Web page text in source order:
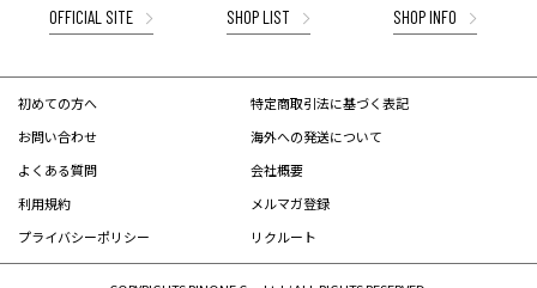
OFFICIAL SITE SHOP LIST SHOP INFO
初めての方へ
お問い合わせ
よくある質問
利用規約
プライバシーポリシー
特定商取引法に基づく表記
海外への発送について
会社概要
メルマガ登録
リクルート